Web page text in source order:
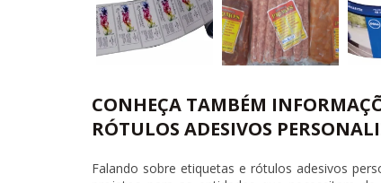
CONHEÇA TAMBÉM
RÓTULOS ADESIVOS
Falando sobre etiquetas e rótulos adesivos